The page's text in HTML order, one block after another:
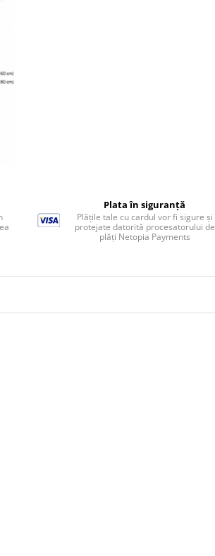
Plata în siguranță
Plățile tale cu cardul vor fi sigure și
protejate datorită procesatorului de
plăți Netopia Payments